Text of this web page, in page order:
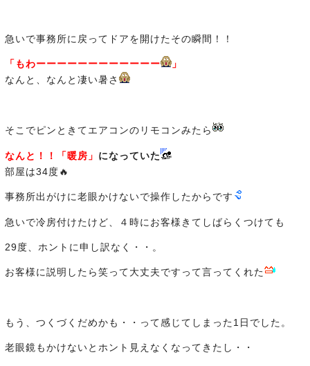
急いで事務所に戻ってドアを開けたその瞬間！！
「もわーーーーーーーーーーーー
」
なんと、なんと凄い暑さ
そこでピンときてエアコンのリモコンみたら
なんと！！「暖房」 になっていた
部屋は34度🔥
事務所出がけに老眼かけないで操作したからです
急いで冷房付けたけど、４時にお客様きてしばらくつけても
29度、ホントに申し訳なく・・。
お客様に説明したら笑って大丈夫ですって言ってくれた
もう、つくづくだめかも・・って感じてしまった1日でした。
老眼鏡もかけないとホント見えなくなってきたし・・